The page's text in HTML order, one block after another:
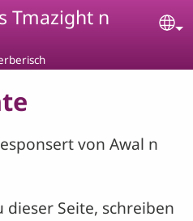
Tmazight n
von Awal n
Seite, schreiben